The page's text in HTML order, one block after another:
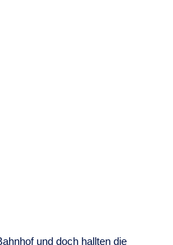
und doch hallten die